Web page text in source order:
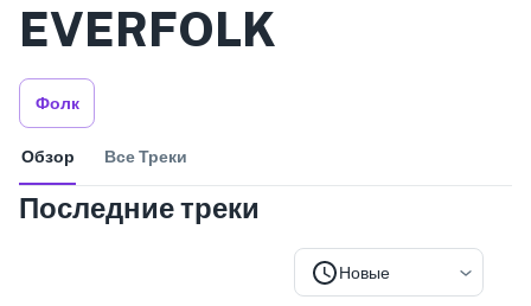
EVERFOLK
Фолк
Обзор Все Треки
Последние треки
Новые